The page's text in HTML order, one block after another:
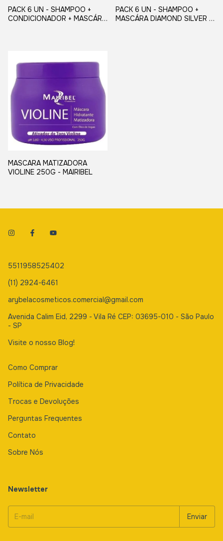
PACK 6 UN - SHAMPOO +
CONDICIONADOR + MASCÁRA
PACK 6 UN - SHAMPOO +
MASCÁRA DIAMOND SILVER -
MASCARA MATIZADORA
VIOLINE 250G - MAIRIBEL
5511958525402
(11) 2924-6461
arybelacosmeticos.comercial@gmail.com
Avenida Calim Eid, 2299 - Vila Ré CEP: 03695-010 - São Paulo
- SP
Visite o nosso Blog!
Como Comprar
Política de Privacidade
Trocas e Devoluções
Perguntas Frequentes
Contato
Sobre Nós
Newsletter